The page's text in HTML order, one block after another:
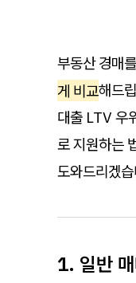
부동산 경매
게 비교해드
대출 LTV 우
로 지원하는
도와드리겠
1. 일반